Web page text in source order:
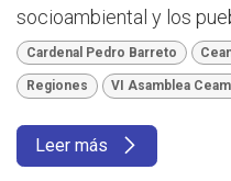
socioambiental y los
Cardenal Pedro Barreto
Regiones VI Asamblea
Leer más